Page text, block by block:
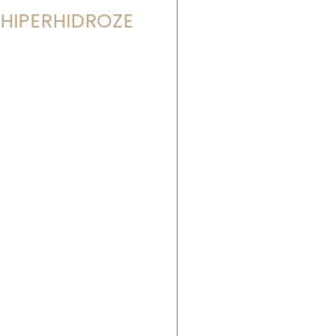
HIPERHIDROZE